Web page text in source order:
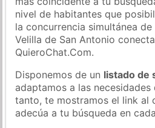
nivel de habitantes que
la concurrencia simultánea
Velilla de San Antonio
QuieroChat.Com.
Disponemos de un listado de
adaptamos a las
tanto, te mostramos el link al
adecúa a tu búsqueda en